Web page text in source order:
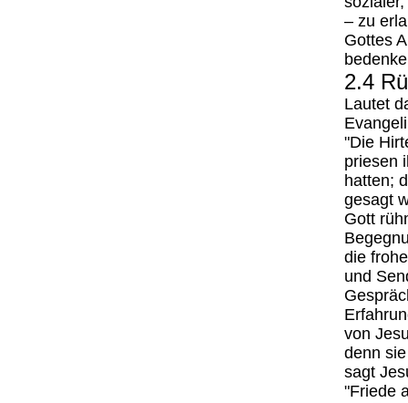
– zu
Gottes
2.4
Lautet
"Die
priesen
hatten;
gesagt
Gott
die
und
von
denn
sagt
"Friede